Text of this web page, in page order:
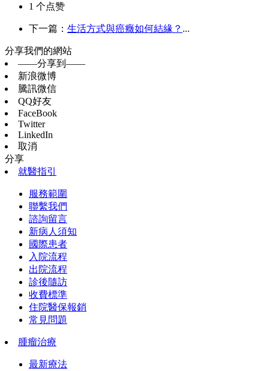
1 个点赞
下一篇： 生活方式與癌癥如何結緣？ ...
分享我們的網站
——分享到——
新浪微博
騰訊微信
QQ好友
FaceBook
Twitter
LinkedIn
取消
分享
就醫指引
服務範圍
聯繫我們
諮詢留言
新病人須知
國際患者
入院流程
出院流程
診後隨訪
收費標準
住院醫保報銷
常見問題
腫瘤治療
最新療法